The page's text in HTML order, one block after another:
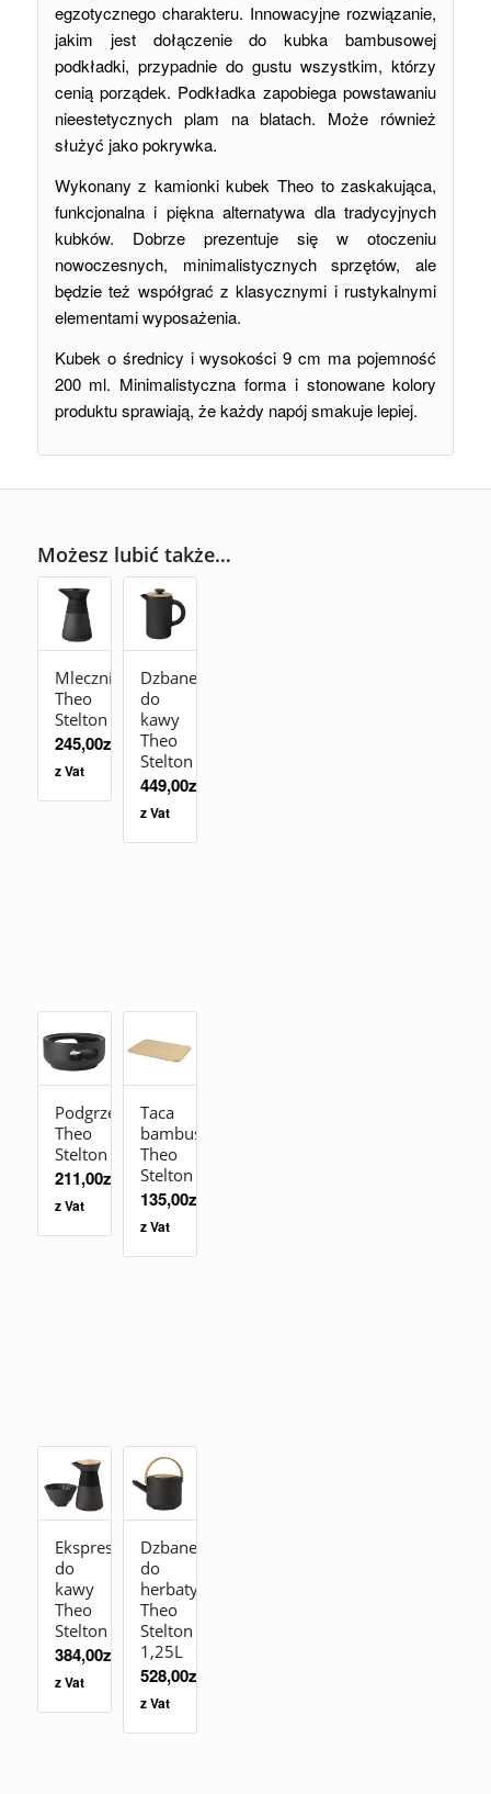
egzotycznego charakteru. Innowacyjne rozwiązanie,
jakim jest dołączenie do kubka bambusowej
podkładki, przypadnie do gustu wszystkim, którzy
cenią porządek. Podkładka zapobiega powstawaniu
nieestetycznych plam na blatach. Może również
służyć jako pokrywka.
Wykonany z kamionki kubek Theo to zaskakująca,
funkcjonalna i piękna alternatywa dla tradycyjnych
kubków. Dobrze prezentuje się w otoczeniu
nowoczesnych, minimalistycznych sprzętów, ale
będzie też współgrać z klasycznymi i rustykalnymi
elementami wyposażenia.
Kubek o średnicy i wysokości 9 cm ma pojemność
200 ml. Minimalistyczna forma i stonowane kolory
produktu sprawiają, że każdy napój smakuje lepiej.
Możesz lubić także…
Mlecznik
Theo
Stelton
245,00zł
z Vat
Dzbanek
do
kawy
Theo
Stelton
449,00zł
z Vat
Podgrzewacz
Theo
Stelton
211,00zł
z Vat
Taca
bambusowa
Theo
Stelton
135,00zł
z Vat
Ekspres
do
kawy
Theo
Stelton
384,00zł
z Vat
Dzbanek
do
herbaty
Theo
Stelton
1,25L
528,00zł
z Vat